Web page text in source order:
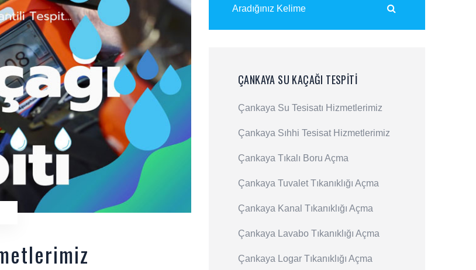
ÇANKAYA SU KAÇAĞI TESPITI
Çankaya Su Tesisatı Hizmetlerimiz
Çankaya Sıhhi Tesisat Hizmetlerimiz
Çankaya Tıkalı Boru Açma
Çankaya Tuvalet Tıkanıklığı Açma
Çankaya Kanal Tıkanıklığı Açma
Çankaya Lavabo Tıkanıklığı Açma
Çankaya Logar Tıkanıklığı Açma